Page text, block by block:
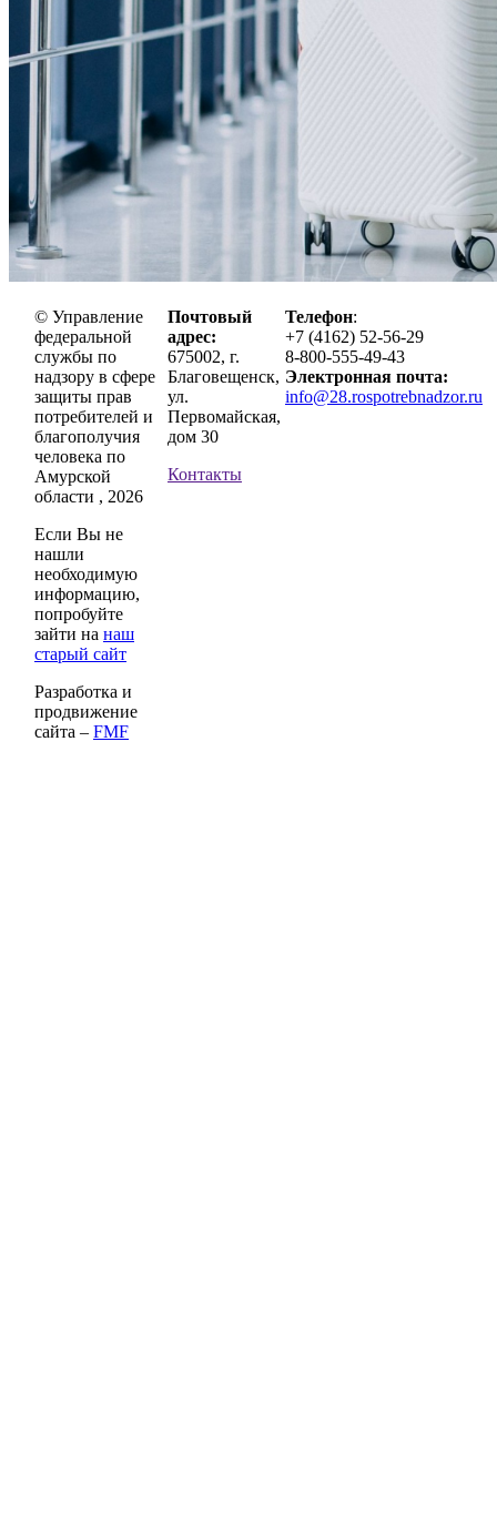
© Управление
федеральной
службы по
надзору в сфере
защиты прав
потребителей и
благополучия
человека по
Амурской
области , 2026
Если Вы не
нашли
необходимую
информацию,
попробуйте
зайти на наш
старый сайт
Разработка и
продвижение
сайта – FMF
Почтовый
адрес:
675002, г.
Благовещенск,
ул.
Первомайская,
дом 30
Контакты
Телефон:
+7 (4162) 52-56-29
8-800-555-49-43
Электронная почта:
info@28.rospotrebnadzor.ru